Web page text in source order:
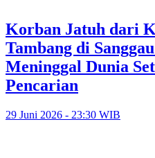
Korban Jatuh dari
Tambang di
Meninggal Dunia
Pencarian
29 Juni 2026 - 23:30 WIB